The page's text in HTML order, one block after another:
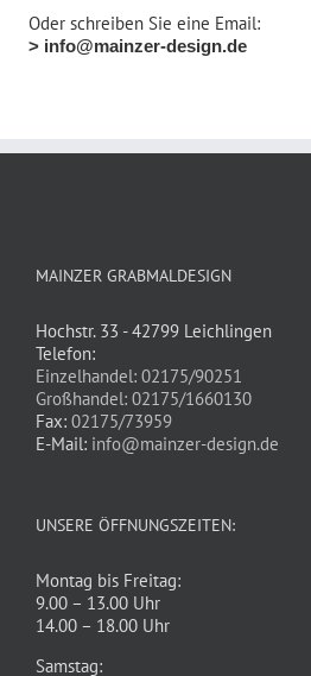
Oder schreiben Sie eine Email:
> info@mainzer-design.de
MAINZER GRABMALDESIGN
Hochstr. 33 - 42799 Leichlingen
Telefon:
Einzelhandel: 02175/90251
Großhandel: 02175/1660130
Fax: 02175/73959
E-Mail: info@mainzer-design.de
UNSERE ÖFFNUNGSZEITEN:
Montag bis Freitag:
9.00 – 13.00 Uhr
14.00 – 18.00 Uhr
Samstag: